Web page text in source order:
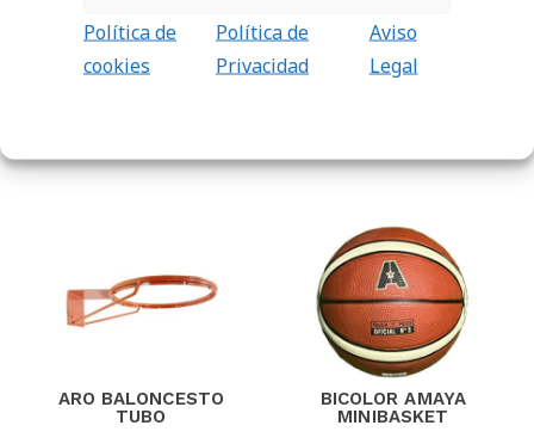
Política de
cookies
Política de
Privacidad
Aviso
Legal
39,58€iva incl.)
AÑADIR AL
509,60€ sin IVA
616,62€iva incl.)
ARO BALONCESTO
TUBO
BICOLOR AMAYA
MINIBASKET